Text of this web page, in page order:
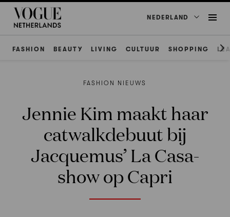
NEDERLAND
FASHION BEAUTY LIVING CULTUUR SHOPPING
FASHION NIEUWS
Jennie Kim maakt haar
catwalkdebuut bij
Jacquemus’ La Casa-
show op Capri